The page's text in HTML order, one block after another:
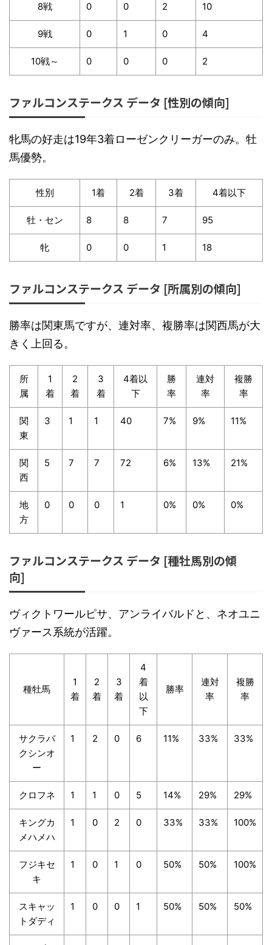
8戦 0 0 2 10
9戦 0 1 0 4
10戦～ 0 0 0 2
ファルコンステークス データ [性別の傾向]
牝馬の好走は19年3着ローゼンクリーガーのみ。牡
馬優勢。
性別 1着 2着 3着 4着以下
牡・セン 8 8 7 95
牝 0 0 1 18
ファルコンステークス データ [所属別の傾向]
勝率は関東馬ですが、連対率、複勝率は関西馬が大
きく上回る。
所
属
1
着
2
着
3
着
4着以
下
勝
率
連対
率
複勝
率
関
東
3 1 1 40 7% 9% 11%
関
西
5 7 7 72 6% 13% 21%
地
方
0 0 0 1 0% 0% 0%
ファルコンステークス データ [種牡馬別の傾
向]
ヴィクトワールピサ、アンライバルドと、ネオユニ
ヴァース系統が活躍。
種牡馬
1
着
2
着
3
着
4
着
以
下
勝率
連対
率
複勝
率
サクラバ
クシンオ
ー
1 2 0 6 11% 33% 33%
クロフネ 1 1 0 5 14% 29% 29%
キングカ
メハメハ
1 0 2 0 33% 33% 100%
フジキセ
キ
1 0 1 0 50% 50% 100%
スキャッ
トダディ
1 0 0 1 50% 50% 50%